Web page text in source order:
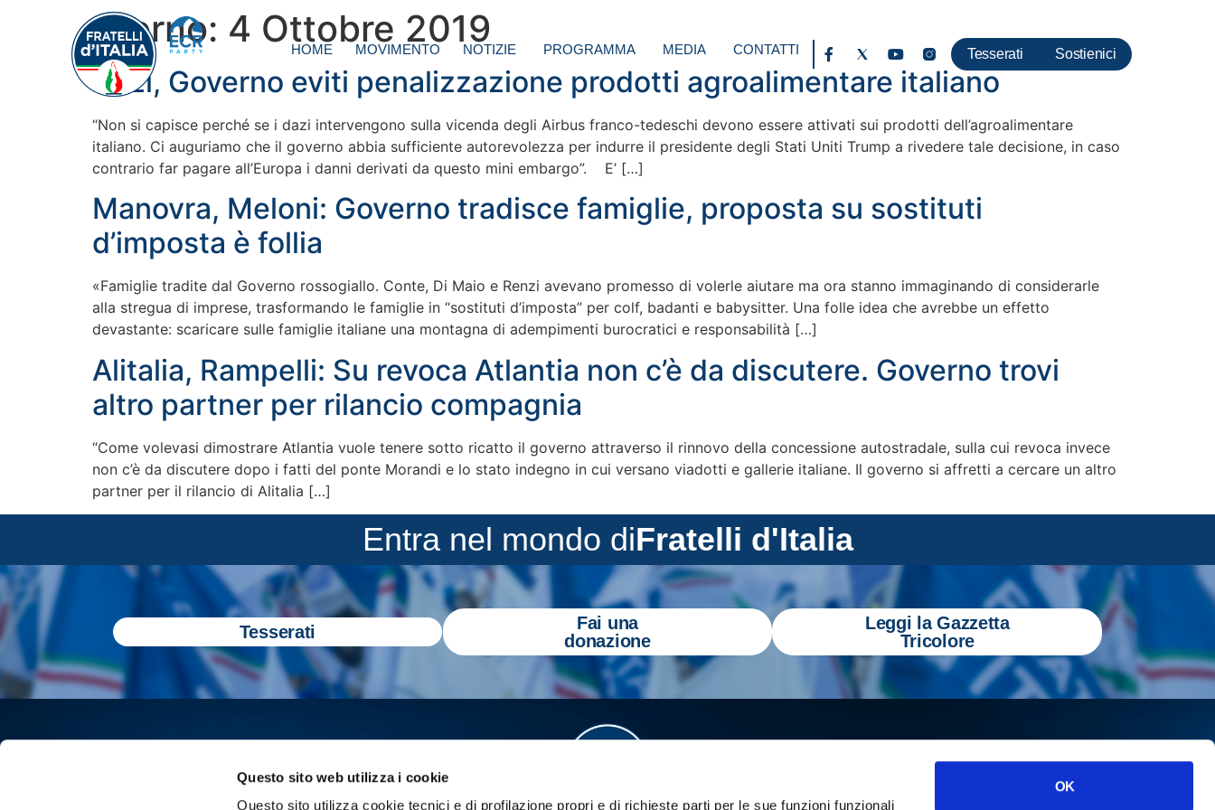
Questo sito web utilizza i cookie
Questo sito utilizza cookie tecnici e di profilazione propri e di richieste parti per le sue funzioni funzionali
OK
HOME MOVIMENTO NOTIZIE PROGRAMMA MEDIA CONTATTI Tesserati Sostienici
Giorno: 4 Ottobre 2019
Dazi, Governo eviti penalizzazione prodotti agroalimentare italiano
“Non si capisce perché se i dazi intervengono sulla vicenda degli Airbus franco-tedeschi devono essere attivati sui prodotti dell’agroalimentare
italiano. Ci auguriamo che il governo abbia sufficiente autorevolezza per indurre il presidente degli Stati Uniti Trump a rivedere tale decisione, in caso
contrario far pagare all’Europa i danni derivati da questo mini embargo”. E’ […]
Manovra, Meloni: Governo tradisce famiglie, proposta su sostituti
d’imposta è follia
«Famiglie tradite dal Governo rossogiallo. Conte, Di Maio e Renzi avevano promesso di volerle aiutare ma ora stanno immaginando di considerarle
alla stregua di imprese, trasformando le famiglie in “sostituti d’imposta” per colf, badanti e babysitter. Una folle idea che avrebbe un effetto
devastante: scaricare sulle famiglie italiane una montagna di adempimenti burocratici e responsabilità […]
Alitalia, Rampelli: Su revoca Atlantia non c’è da discutere. Governo trovi
altro partner per rilancio compagnia
“Come volevasi dimostrare Atlantia vuole tenere sotto ricatto il governo attraverso il rinnovo della concessione autostradale, sulla cui revoca invece
non c’è da discutere dopo i fatti del ponte Morandi e lo stato indegno in cui versano viadotti e gallerie italiane. Il governo si affretti a cercare un altro
partner per il rilancio di Alitalia […]
Entra nel mondo diFratelli d'Italia
Tesserati
Fai una
donazione
Leggi la Gazzetta
Tricolore